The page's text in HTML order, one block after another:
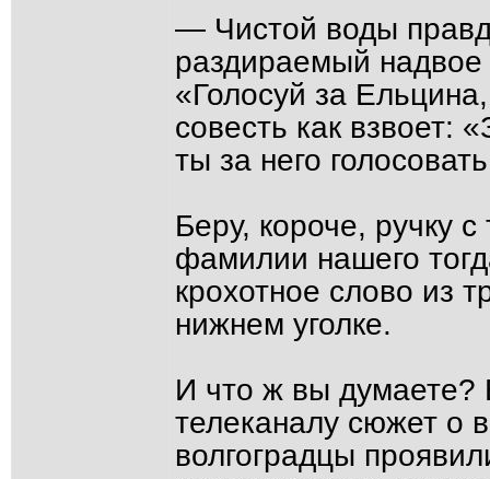
— Чистой воды
раздираемый
«Голосуй за
совесть как взвоет:
ты за него
Беру, короче, ручку
фамилии нашего
крохотное слово из
нижнем уголке.
И что ж вы думаете?
телеканалу сюжет о
волгоградцы